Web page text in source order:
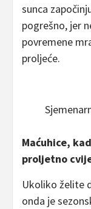
sunca
pogrešno, jer
povremene
proljeće.
Maćuhice,
proljetno
Ukoliko želite
onda je